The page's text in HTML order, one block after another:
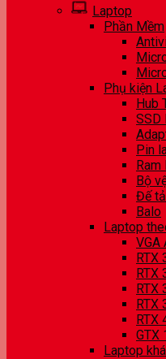
Laptop
Phần Mềm
Phụ kiện
Hub
SSD
Pin
Ram
Bộ
Đế
Balo
Laptop
VGA
RTX
RTX
RTX
RTX
RTX
GTX
Laptop